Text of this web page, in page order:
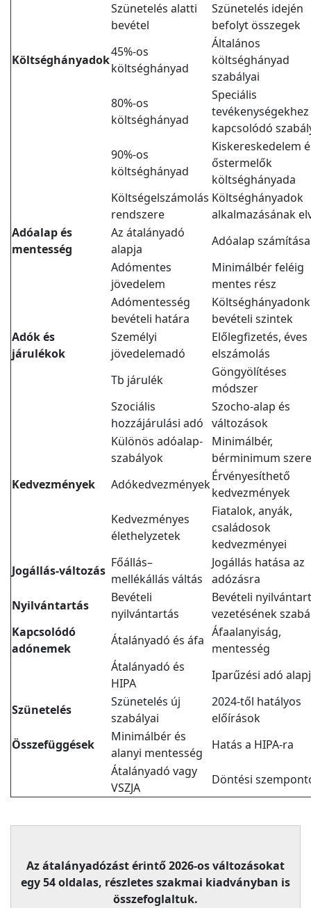
Szünetelés alatti
bevétel
Szünetelés idején
befolyt összegek
Költséghányadok
45%-os
költséghányad
Általános
költséghányad
szabályai
80%-os
költséghányad
Speciális
tevékenységekhez
kapcsolódó
90%-os
költséghányad
Kiskereskedelem
őstermelők
költséghányada
Költségelszámolás
rendszere
Költséghányadok
alkalmazásának
Adóalap és
mentesség
Az átalányadó
alapja
Adóalap számítása
Adómentes
jövedelem
Minimálbér feléig
mentes rész
Adómentesség
bevételi határa
bevételi szintek
Adók és
járulékok
Személyi
jövedelemadó
Előlegfizetés, éves
elszámolás
Tb járulék
Göngyölítéses
módszer
Szociális
hozzájárulási adó
Szocho-alap és
változások
Különös adóalap-
szabályok
Minimálbér,
bérminimum
Kedvezmények
Adókedvezmények
Érvényesíthető
kedvezmények
Kedvezményes
élethelyzetek
Fiatalok, anyák,
családosok
kedvezményei
Jogállás-változás
Főállás–
mellékállás váltás
Jogállás hatása az
adózásra
Nyilvántartás
Bevételi
nyilvántartás
Bevételi
vezetésének
Kapcsolódó
adónemek
Átalányadó és áfa
Áfaalanyiság,
mentesség
Átalányadó és
HIPA
Iparűzési adó
Szünetelés
Szünetelés új
szabályai
2024-től hatályos
előírások
Összefüggések
Minimálbér és
alanyi mentesség
Hatás a HIPA-ra
Átalányadó vagy
VSZJA
Döntési
Az átalányadózást érintő 2026-os változásokat
egy 54 oldalas, részletes szakmai kiadványban is
összefoglaltuk.